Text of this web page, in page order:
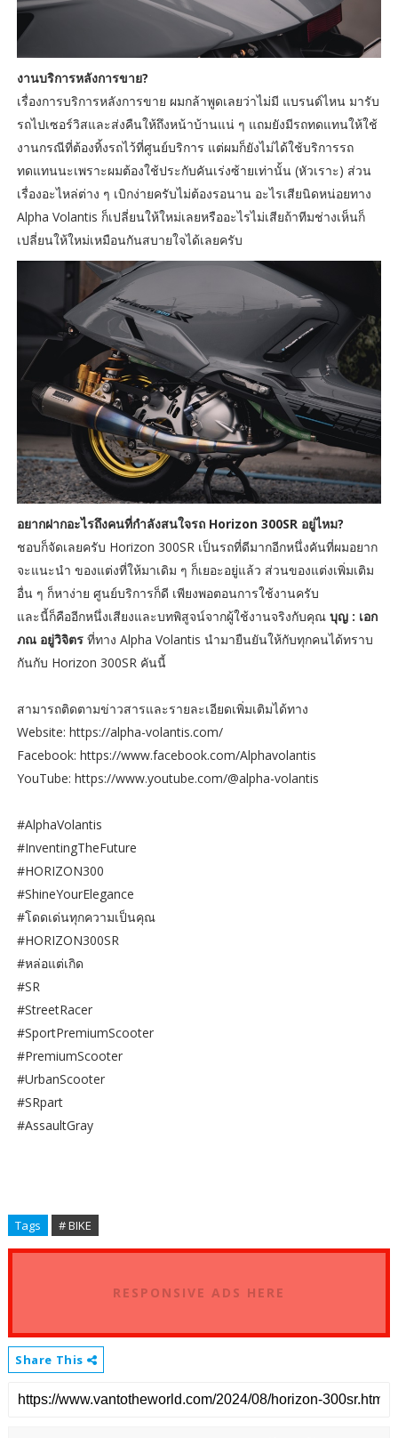
งานบริการหลังการขาย?
เรื่องการบริการหลังการขาย ผมกล้าพูดเลยว่าไม่มี แบรนด์ไหน มารับ
รถไปเซอร์วิสและส่งคืนให้ถึงหน้าบ้านแน่ ๆ แถมยังมีรถทดแทนให้ใช้
งานกรณีที่ต้องทิ้งรถไว้ที่ศูนย์บริการ แต่ผมก็ยังไม่ได้ใช้บริการรถ
ทดแทนนะเพราะผมต้องใช้ประกับคันเร่งซ้ายเท่านั้น (หัวเราะ) ส่วน
เรื่องอะไหล่ต่าง ๆ เบิกง่ายครับไม่ต้องรอนาน อะไรเสียนิดหน่อยทาง
Alpha Volantis ก็เปลี่ยนให้ใหม่เลยหรืออะไรไม่เสียถ้าทีมช่างเห็นก็
เปลี่ยนให้ใหม่เหมือนกันสบายใจได้เลยครับ
อยากฝากอะไรถึงคนที่กำลังสนใจรถ Horizon 300SR อยู่ไหม?
ชอบก็จัดเลยครับ Horizon 300SR เป็นรถที่ดีมากอีกหนึ่งคันที่ผมอยาก
จะแนะนำ ของแต่งที่ให้มาเดิม ๆ ก็เยอะอยู่แล้ว ส่วนของแต่งเพิ่มเติม
อื่น ๆ ก็หาง่าย ศูนย์บริการก็ดี เพียงพอตอนการใช้งานครับ
และนี้ก็คืออีกหนึ่งเสียงและบทพิสูจน์จากผู้ใช้งานจริงกับคุณบุญ : เอก
ภณ อยู่วิจิตรที่ทาง Alpha Volantis นำมายืนยันให้กับทุกคนได้ทราบ
กันกับ Horizon 300SR คันนี้
สามารถติดตามข่าวสารและรายละเอียดเพิ่มเติมได้ทาง
Website: https://alpha-volantis.com/
Facebook: https://www.facebook.com/Alphavolantis
YouTube: https://www.youtube.com/@alpha-volantis
#AlphaVolantis
#InventingTheFuture
#HORIZON300
#ShineYourElegance
#โดดเด่นทุกความเป็นคุณ
#HORIZON300SR
#หล่อแต่เกิด
#SR
#StreetRacer
#SportPremiumScooter
#PremiumScooter
#UrbanScooter
#SRpart
#AssaultGray
Tags # BIKE
RESPONSIVE ADS HERE
Share This